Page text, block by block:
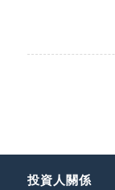
投資人關係